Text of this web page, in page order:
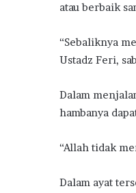
atau berbaik
“Sebaliknya
Ustadz Feri,
Dalam
hambanya
“Allah tidak
Dalam ayat